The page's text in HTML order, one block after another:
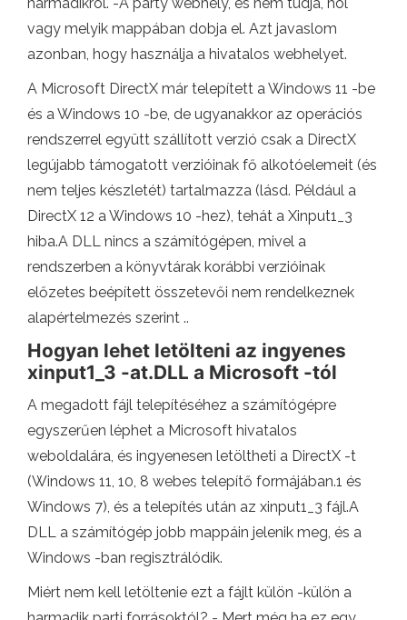
vagy melyik mappában dobja el. Azt javaslom
azonban, hogy használja a hivatalos webhelyet.
A Microsoft DirectX már telepített a Windows 11 -be
és a Windows 10 -be, de ugyanakkor az operációs
rendszerrel együtt szállított verzió csak a DirectX
legújabb támogatott verzióinak fő alkotóelemeit (és
nem teljes készletét) tartalmazza (lásd. Például a
DirectX 12 a Windows 10 -hez), tehát a Xinput1_3
hiba.A DLL nincs a számítógépen, mivel a
rendszerben a könyvtárak korábbi verzióinak
előzetes beépített összetevői nem rendelkeznek
alapértelmezés szerint ..
Hogyan lehet letölteni az ingyenes
xinput1_3 -at.DLL a Microsoft -tól
A megadott fájl telepítéséhez a számítógépre
egyszerűen léphet a Microsoft hivatalos
weboldalára, és ingyenesen letöltheti a DirectX -t
(Windows 11, 10, 8 webes telepítő formájában.1 és
Windows 7), és a telepítés után az xinput1_3 fájl.A
DLL a számítógép jobb mappáin jelenik meg, és a
Windows -ban regisztrálódik.
Miért nem kell letöltenie ezt a fájlt külön -külön a